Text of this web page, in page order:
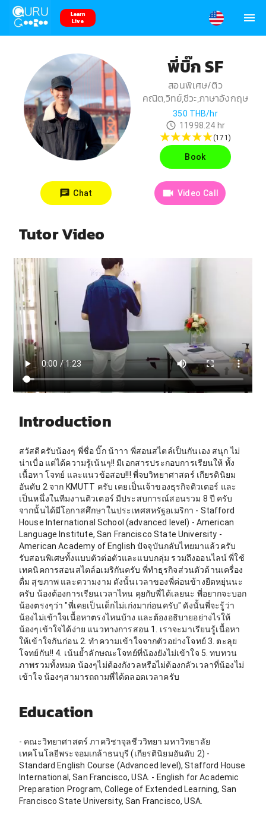
Learn
Live
พี่บิ๊ก SF
สอนพิเศษ/ติว
คณิต,วิทย์,ชีวะ,ภาษาอังกฤษ
350 THB/hr
11998.24 hr
(171 )
Book
Chat Video Call
Tutor Video
Introduction
สวัสดีครับน้องๆ พี่ชื่อ บิ๊ก น้าาา พี่สอนสไตล์เป็นกันเอง สนุก ไม่
น่าเบื่อ แต่ได้ความรู้เน้นๆ!! มีเอกสารประกอบการเรียนให้ ทั้ง
เนื้อหา โจทย์ และแนวข้อสอบ!!! พี่จบวิทยาศาสตร์ เกียรตินิยม
อันดับ 2 จาก KMUTT ครับ เคยเป็นเจ้าของธุรกิจติวเตอร์ และ
เป็นหนึ่งในทีมงานติวเตอร์ มีประสบการณ์สอนรวม 8 ปี ครับ
จากนั้นได้มีโอกาสศึกษาในประเทศสหรัฐอเมริกา - Stafford
House International School (advanced level) - American
Language Institute, San Francisco State University -
American Academy of English ปัจจุบันกลับไทยมาแล้วครับ
รับสอนพิเศษทั้งแบบตัวต่อตัวและแบบกลุ่ม รวมถึงออนไลน์ พี่ใช้
เทคนิคการสอนสไตล์อเมริกันครับ พี่ทำธุรกิจส่วนตัวด้านเครื่อง
ดื่ม สุขภาพ และความงาม ดังนั้นเวลาของพี่ค่อนข้างยืดหยุ่นนะ
ครับ น้องต้องการเรียนเวลาไหน คุยกับพี่ได้เลยนะ พี่อยากจะบอก
น้องตรงๆว่า "พี่เคยเป็นเด็กไม่เก่งมาก่อนครับ" ดังนั้นพี่จะรู้ว่า
น้องไม่เข้าใจเนื้อหาตรงไหนบ้าง และต้องอธิบายอย่างไรให้
น้องๆเข้าใจได้ง่าย แนวทางการสอน 1. เราจะมาเรียนรู้เนื้อหา
ให้เข้าใจกันก่อน 2. ทำความเข้าใจจากตัวอย่างโจทย์ 3. ตะลุย
โจทย์กัน!! 4. เน้นย้ำลักษณะโจทย์ที่น้องยังไม่เข้าใจ 5. ทบทวน
ภาพรวมทั้งหมด น้องๆไม่ต้องกังวลหรือไม่ต้องกลัวเวลาที่น้องไม่
เข้าใจ น้องๆสามารถถามพี่ได้ตลอดเวลาครับ
Education
- คณะวิทยาศาสตร์ ภาควิชาจุลชีววิทยา มหาวิทยาลัย
เทคโนโลยีพระจอมเกล้าธนบุรี (เกียรตินิยมอันดับ 2) -
Standard English Course (Advanced level), Stafford House
International, San Francisco, USA. - English for Academic
Preparation Program, College of Extended Learning, San
Francisco State University, San Francisco, USA.